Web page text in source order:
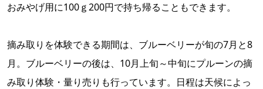
おみやげ用に100ｇ200円で持ち帰ることもできます。
摘み取りを体験できる期間は、ブルーベリーが旬の7月と8
月。ブルーベリーの後は、10月上旬～中旬にプルーンの摘
み取り体験・量り売りも行っています。日程は天候によっ